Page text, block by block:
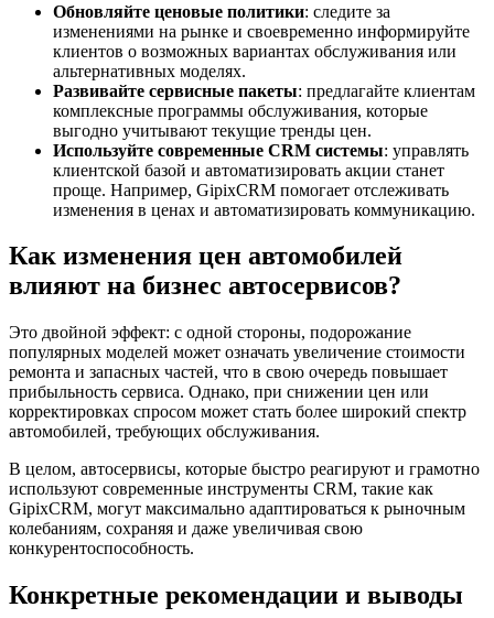
Обновляйте ценовые политики: следите за
изменениями на рынке и своевременно информируйте
клиентов о возможных вариантах обслуживания или
альтернативных моделях.
Развивайте сервисные пакеты: предлагайте клиентам
комплексные программы обслуживания, которые
выгодно учитывают текущие тренды цен.
Используйте современные CRM системы: управлять
клиентской базой и автоматизировать акции станет
проще. Например, GipixCRM помогает отслеживать
изменения в ценах и автоматизировать коммуникацию.
Как изменения цен автомобилей
влияют на бизнес автосервисов?
Это двойной эффект: с одной стороны, подорожание
популярных моделей может означать увеличение стоимости
ремонта и запасных частей, что в свою очередь повышает
прибыльность сервиса. Однако, при снижении цен или
корректировках спросом может стать более широкий спектр
автомобилей, требующих обслуживания.
В целом, автосервисы, которые быстро реагируют и грамотно
используют современные инструменты CRM, такие как
GipixCRM, могут максимально адаптироваться к рыночным
колебаниям, сохраняя и даже увеличивая свою
конкурентоспособность.
Конкретные рекомендации и выводы